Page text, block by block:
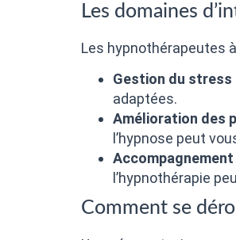
Les domaines
Les hypnothérapeutes
Gestion du stress
adaptées.
Amélioration des
l’hypnose peut
l’hypnothérapie
Comment se